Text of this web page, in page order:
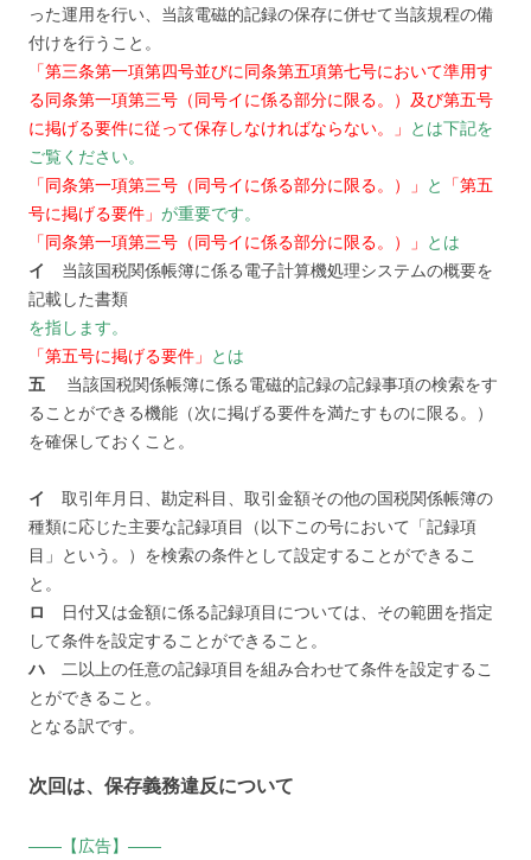
った運用を行い、当該電磁的記録の保存に併せて当該規程の備
付けを行うこと。
「第三条第一項第四号並びに同条第五項第七号において準用す
る同条第一項第三号（同号イに係る部分に限る。）及び第五号
に掲げる要件に従って保存しなければならない。」 とは下記を
ご覧ください。
「同条第一項第三号（同号イに係る部分に限る。）
」 と 「第五
号に掲げる要件」 が重要です。
「同条第一項第三号（同号イに係る部分に限る。）
」 とは
イ
当該国税関係帳簿に係る電子計算機処理システムの概要を
記載した書類
を指します。
「第五号に掲げる要件」 とは
五 当該国税関係帳簿に係る電磁的記録の記録事項の検索をす
ることができる機能（次に掲げる要件を満たすものに限る。）
を確保しておくこと。
イ
取引年月日、勘定科目、取引金額その他の国税関係帳簿の
種類に応じた主要な記録項目（以下この号において「記録項
目」という。）を検索の条件として設定することができるこ
と。
ロ
日付又は金額に係る記録項目については、その範囲を指定
して条件を設定することができること。
ハ 二以上の任意の記録項目を組み合わせて条件を設定するこ
とができること。
となる訳です。
次回は、保存義務違反について
――【広告】――